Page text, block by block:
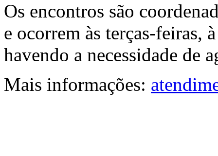
Os encontros são
e ocorrem às terças-feiras,
havendo a necessidade de
Mais informações: